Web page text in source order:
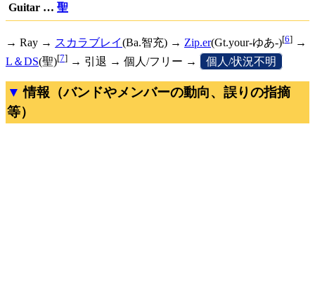
Guitar … 聖
→ Ray → スカラブレイ(Ba.智充) → Zip.er(Gt.your-ゆあ-)[6] →
L＆DS(聖)[7] → 引退 → 個人/フリー → 個人/状況不明
情報（バンドやメンバーの動向、誤りの指摘
等）